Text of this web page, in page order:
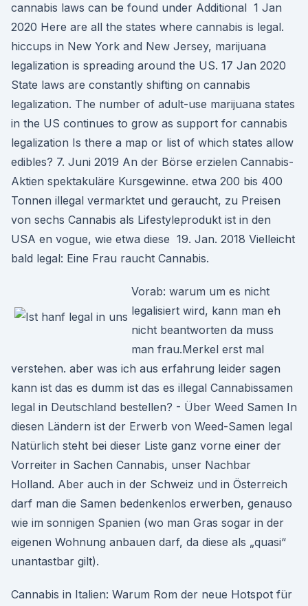
cannabis laws can be found under Additional 1 Jan
2020 Here are all the states where cannabis is legal.
hiccups in New York and New Jersey, marijuana
legalization is spreading around the US. 17 Jan 2020
State laws are constantly shifting on cannabis
legalization. The number of adult-use marijuana states
in the US continues to grow as support for cannabis
legalization Is there a map or list of which states allow
edibles? 7. Juni 2019 An der Börse erzielen Cannabis-
Aktien spektakuläre Kursgewinne. etwa 200 bis 400
Tonnen illegal vermarktet und geraucht, zu Preisen
von sechs Cannabis als Lifestyleprodukt ist in den
USA en vogue, wie etwa diese 19. Jan. 2018 Vielleicht
bald legal: Eine Frau raucht Cannabis.
Vorab: warum um es nicht
legalisiert wird, kann man eh
nicht beantworten da muss
man frau.Merkel erst mal
verstehen. aber was ich aus erfahrung leider sagen
kann ist das es dumm ist das es illegal Cannabissamen
legal in Deutschland bestellen? - Über Weed Samen In
diesen Ländern ist der Erwerb von Weed-Samen legal
Natürlich steht bei dieser Liste ganz vorne einer der
Vorreiter in Sachen Cannabis, unser Nachbar
Holland. Aber auch in der Schweiz und in Österreich
darf man die Samen bedenkenlos erwerben, genauso
wie im sonnigen Spanien (wo man Gras sogar in der
eigenen Wohnung anbauen darf, da diese als „quasi“
unantastbar gilt).
Cannabis in Italien: Warum Rom der neue Hotspot für